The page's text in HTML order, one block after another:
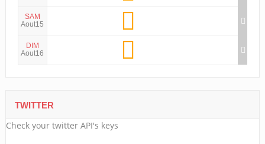
SAM
Aout15
DIM
Aout16
TWITTER
Check your twitter API's keys